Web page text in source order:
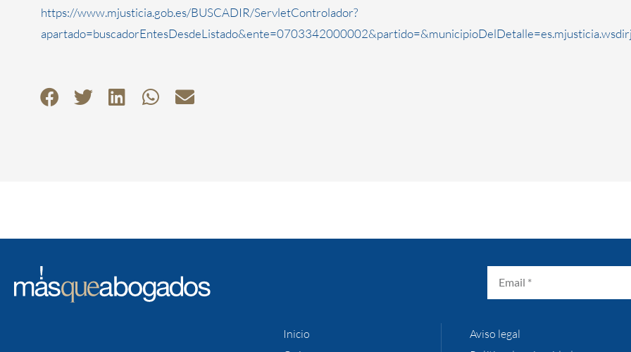
https://www.mjusticia.gob.es/BUSCADIR/ServletControlador?
Inicio
Aviso legal